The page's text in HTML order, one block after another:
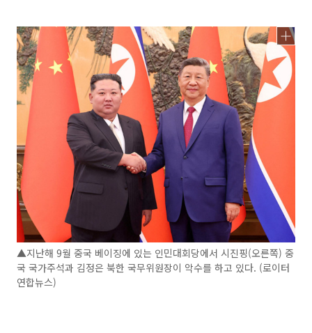
▲지난해 9월 중국 베이징에 있는 인민대회당에서 시진핑(오른쪽) 중
국 국가주석과 김정은 북한 국무위원장이 악수를 하고 있다. (로이터
연합뉴스)